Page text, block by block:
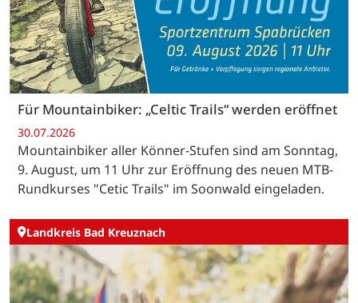
Für Mountainbiker: „Celtic Trails“ werden eröffnet
30.07.2026
Mountainbiker aller Könner-Stufen sind am Sonntag,
9. August, um 11 Uhr zur Eröffnung des neuen MTB-
Rundkurses "Cetic Trails" im Soonwald eingeladen.
Landkreis Bad Kreuznach